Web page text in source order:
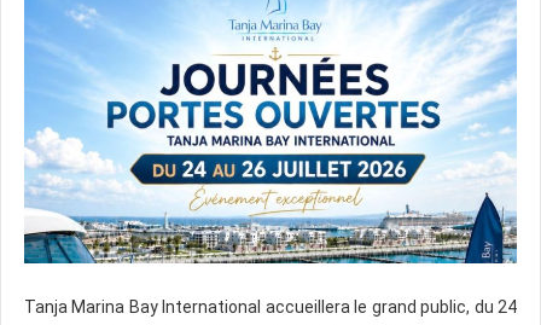
Tanja Marina Bay International accueillera le grand public, du 24